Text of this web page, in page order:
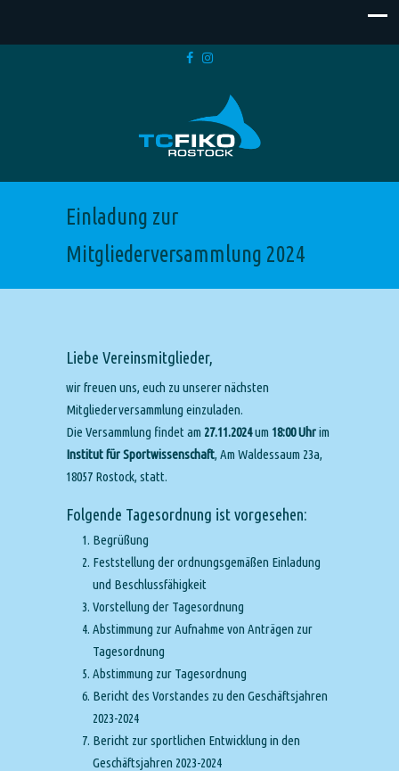
Einladung zur
Mitgliederversammlung 2024
Liebe Vereinsmitglieder,
wir freuen uns, euch zu unserer nächsten
Mitgliederversammlung einzuladen.
Die Versammlung findet am 27.11.2024um 18:00 Uhrim
Institut für Sportwissenschaft, Am Waldessaum 23a,
18057 Rostock, statt.
Folgende Tagesordnung ist vorgesehen:
Begrüßung
Feststellung der ordnungsgemäßen Einladung
und Beschlussfähigkeit
Vorstellung der Tagesordnung
Abstimmung zur Aufnahme von Anträgen zur
Tagesordnung
Abstimmung zur Tagesordnung
Bericht des Vorstandes zu den Geschäftsjahren
2023-2024
Bericht zur sportlichen Entwicklung in den
Geschäftsjahren 2023-2024